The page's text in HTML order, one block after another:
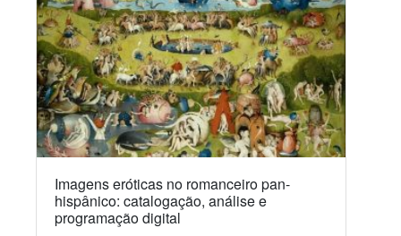
Imagens eróticas no romanceiro pan-
hispânico: catalogação, análise e
programação digital